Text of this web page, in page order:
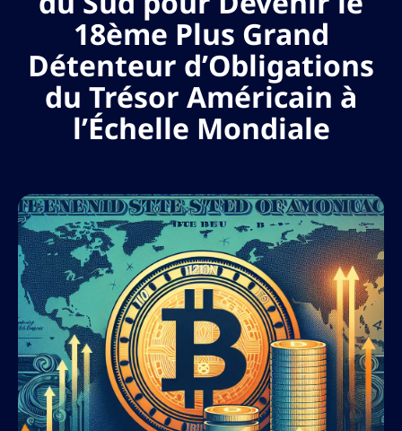
18ème Plus Grand
Détenteur d’Obligations
du Trésor Américain à
l’Échelle Mondiale